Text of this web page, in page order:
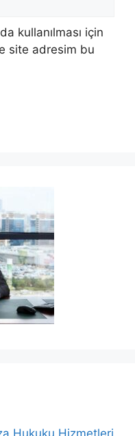
kullanılması için
site adresim bu
Hukuku Hizmetleri